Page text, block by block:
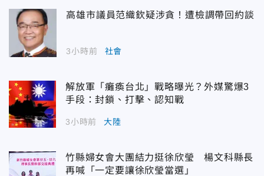
高雄市議員范織欽疑涉貪！遭檢調帶回約談
3小時前 社會
解放軍「癱瘓台北」戰略曝光？外媒驚爆3
手段：封鎖、打擊、認知戰
3小時前 大陸
竹縣婦女會大團結力挺徐欣瑩 楊文科縣長
再喊「一定要讓徐欣瑩當選」